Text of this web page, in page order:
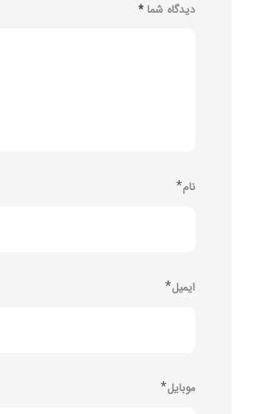
دیدگاه شما*
نام*
ایمیل*
موبایل*